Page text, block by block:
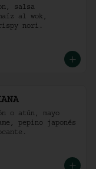
salsa
al wok,
nori.
o atún, mayo
pepino japonés